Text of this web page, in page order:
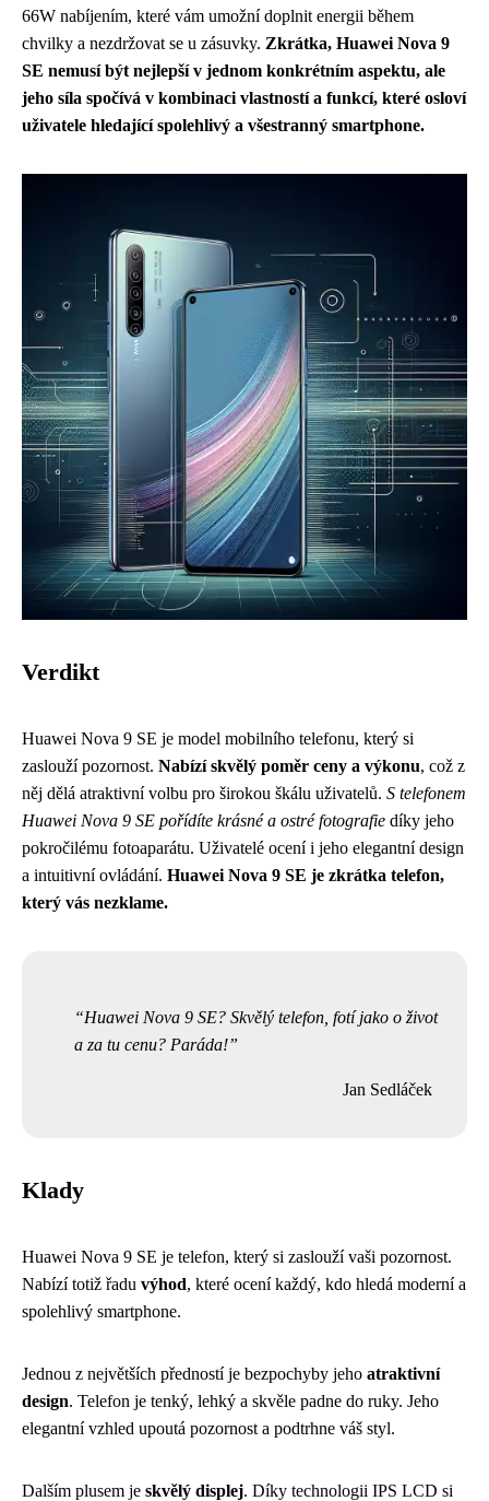
66W nabíjením, které vám umožní doplnit energii během
chvilky a nezdržovat se u zásuvky. Zkrátka, Huawei Nova 9
SE nemusí být nejlepší v jednom konkrétním aspektu, ale
jeho síla spočívá v kombinaci vlastností a funkcí, které osloví
uživatele hledající spolehlivý a všestranný smartphone.
Verdikt
Huawei Nova 9 SE je model mobilního telefonu, který si
zaslouží pozornost. Nabízí skvělý poměr ceny a výkonu, což z
něj dělá atraktivní volbu pro širokou škálu uživatelů. S telefonem
Huawei Nova 9 SE pořídíte krásné a ostré fotografie díky jeho
pokročilému fotoaparátu. Uživatelé ocení i jeho elegantní design
a intuitivní ovládání. Huawei Nova 9 SE je zkrátka telefon,
který vás nezklame.
Huawei Nova 9 SE? Skvělý telefon, fotí jako o život
a za tu cenu? Paráda!
Jan Sedláček
Klady
Huawei Nova 9 SE je telefon, který si zaslouží vaši pozornost.
Nabízí totiž řadu výhod, které ocení každý, kdo hledá moderní a
spolehlivý smartphone.
Jednou z největších předností je bezpochyby jeho atraktivní
design. Telefon je tenký, lehký a skvěle padne do ruky. Jeho
elegantní vzhled upoutá pozornost a podtrhne váš styl.
Dalším plusem je skvělý displej. Díky technologii IPS LCD si